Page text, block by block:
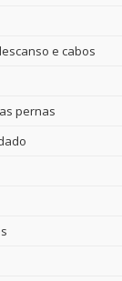
e cabos
pernas